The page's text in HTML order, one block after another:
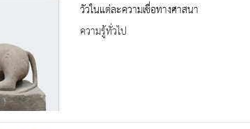
วัวในแต่ละความเชื่อทางศาสนา
ความรู้ทั่วไป